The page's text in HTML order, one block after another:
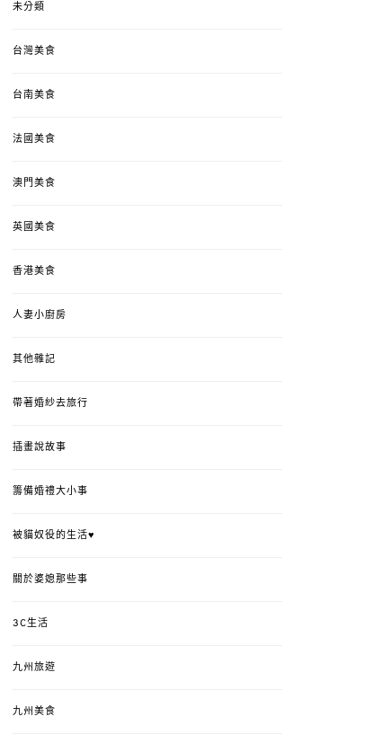
未分類
台灣美食
台南美食
法國美食
澳門美食
英國美食
香港美食
人妻小廚房
其他雜記
帶著婚紗去旅行
插畫說故事
籌備婚禮大小事
被貓奴役的生活♥
關於婆媳那些事
3C生活
九州旅遊
九州美食